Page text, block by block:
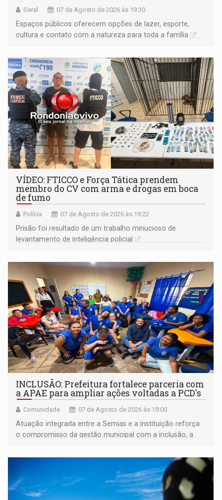
Geral 07 de Agosto de 2026 às 19:30
Espaços públicos oferecem opções de lazer, esporte,
cultura e contato com a natureza para toda a família
VÍDEO: FTICCO e Força Tática prendem
membro do CV com arma e drogas em boca
de fumo
Polícia 07 de Agosto de 2026 às 19:22
Prisão foi resultado de um trabalho minucioso de
levantamento de inteligência policial
INCLUSÃO: Prefeitura fortalece parceria com
a APAE para ampliar ações voltadas a PCD's
Comunidade 07 de Agosto de 2026 às 19:00
Atuação integrada entre a Semias e a instituição reforça
o compromisso da gestão municipal com a inclusão, a